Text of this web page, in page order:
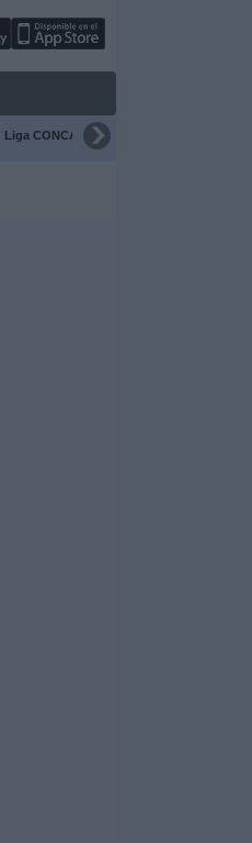
Liga CONCACAF